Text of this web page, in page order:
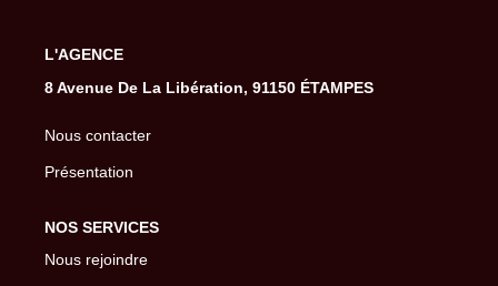
CONSEIL
L'AGENCE
8 Avenue De La Libération, 91150 ÉTAMPES
Nous contacter
Présentation
NOS SERVICES
Nous rejoindre